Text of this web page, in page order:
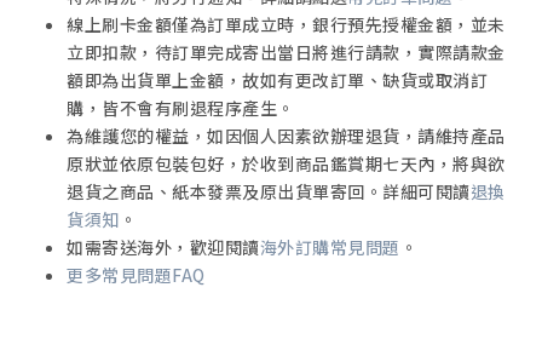
線上刷卡金額僅為訂單成立時，銀行預先授權金額，並未
立即扣款，待訂單完成寄出當日將進行請款，實際請款金
額即為出貨單上金額，故如有更改訂單、缺貨或取消訂
購，皆不會有刷退程序產生。
為維護您的權益，如因個人因素欲辦理退貨，請維持產品
原狀並依原包裝包好，於收到商品鑑賞期七天內，將與欲
退貨之商品、紙本發票及原出貨單寄回。詳細可閱讀退換
貨須知 。
如需寄送海外，歡迎閱讀海外訂購常見問題 。
更多常見問題FAQ